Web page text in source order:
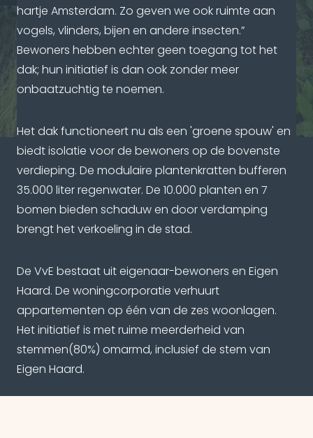
hartje Amsterdam. Zo geven we ook ruimte aan
vogels, vlinders, bijen en andere insecten.”
Bewoners hebben echter geen toegang tot het
dak; hun initiatief is dan ook zonder meer
onbaatzuchtig te noemen.
Het dak functioneert nu als een 'groene spouw' en
biedt isolatie voor de bewoners op de bovenste
verdieping. De modulaire plantenkratten bufferen
35.000 liter regenwater. De 10.000 planten en 7
bomen bieden schaduw en door verdamping
brengt het verkoeling in de stad.
De VvE bestaat uit eigenaar-bewoners en Eigen
Haard. De woningcorporatie verhuurt
appartementen op één van de zes woonlagen.
Het initiatief is met ruime meerderheid van
stemmen(80%) omarmd, inclusief de stem van
Eigen Haard.